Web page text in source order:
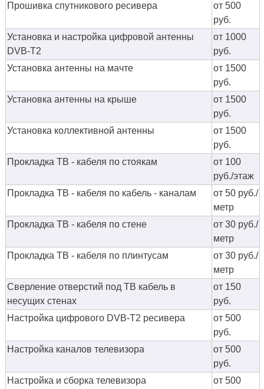
Прошивка спутникового ресивера
от 500
руб.
Установка и настройка цифровой антенны
DVB-T2
от 1000
руб.
Установка антенны на мачте
от 1500
руб.
Установка антенны на крыше
от 1500
руб.
Установка коллективной антенны
от 1500
руб.
Прокладка ТВ - кабеля по стоякам
от 100
руб./этаж
Прокладка ТВ - кабеля по кабель - каналам
от 50 руб./
метр
Прокладка ТВ - кабеля по стене
от 30 руб./
метр
Прокладка ТВ - кабеля по плинтусам
от 30 руб./
метр
Сверление отверстий под ТВ кабель в
несущих стенах
от 150
руб.
Настройка цифрового DVB-T2 ресивера
от 500
руб.
Настройка каналов телевизора
от 500
руб.
Настройка и сборка телевизора
от 500